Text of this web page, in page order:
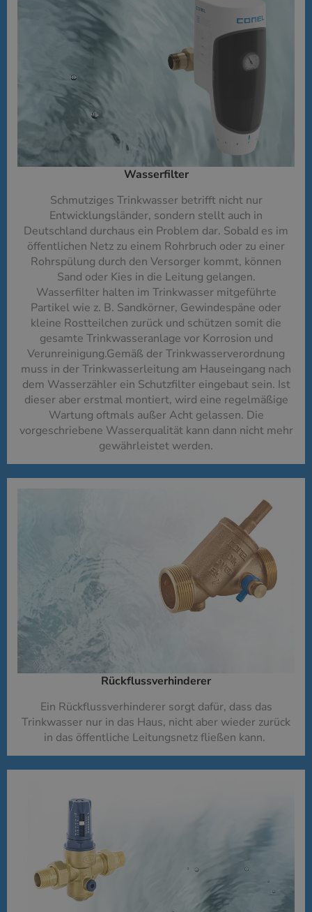
Wasserfilter​
Schmutziges Trinkwasser betrifft nicht nur
Entwicklungsländer, sondern stellt auch in
Deutschland durchaus ein Problem dar. Sobald es im
öffentlichen Netz zu einem Rohrbruch oder zu einer
Rohrspülung durch den Versorger kommt, können
Sand oder Kies in die Leitung gelangen.
Wasserfilter halten im Trinkwasser mitgeführte
Partikel wie z. B. Sandkörner, Gewindespäne oder
kleine Rostteilchen zurück und schützen somit die
gesamte Trinkwasseranlage vor Korrosion und
Verunreinigung.Gemäß der Trinkwasserverordnung
muss in der Trinkwasserleitung am Hauseingang nach
dem Wasserzähler ein Schutzfilter eingebaut sein. Ist
dieser aber erstmal montiert, wird eine regelmäßige
Wartung oftmals außer Acht gelassen. Die
vorgeschriebene Wasserqualität kann dann nicht mehr
gewährleistet werden.
Rückflussverhinderer​
Ein Rückflussverhinderer sorgt dafür, dass das
Trinkwasser nur in das Haus, nicht aber wieder zurück
in das öffentliche Leitungsnetz fließen kann.